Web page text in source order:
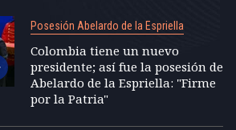
Posesión Abelardo de la Espriella
Colombia tiene un nuevo
presidente; así fue la posesión de
Abelardo de la Espriella: "Firme
por la Patria"